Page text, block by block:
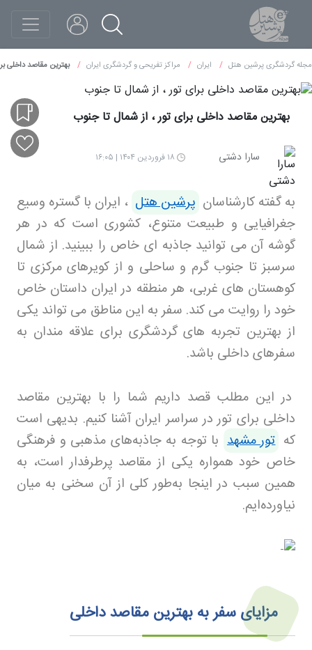
مجله گردشگری پرشین هتل ایران مراکز تفریحی و گردشگری ایران بهترین مقاصد داخلی
بهترین مقاصد داخلی برای تور ، از شمال تا جنوب
سارا دشتی ۱۸ فروردین ۱۴۰۴ | ۱۶:۰۵
به گفته کارشناسان پرشین هتل ، ایران با گستره وسیع
جغرافیایی و طبیعت متنوع، کشوری است که در هر
گوشه آن می توانید جاذبه ای خاص را ببینید. از شمال
سرسبز تا جنوب گرم و ساحلی و از کویرهای مرکزی تا
کوهستان های غربی، هر منطقه در ایران داستان خاص
خود را روایت می کند. سفر به این مناطق می تواند یکی
از بهترین تجربه های گردشگری برای علاقه مندان به
سفرهای داخلی باشد.
در این مطلب قصد داریم شما را با بهترین مقاصد
داخلی برای تور در سراسر ایران آشنا کنیم. بدیهی است
که تور مشهد با توجه به جاذبه‌های مذهبی و فرهنگی
خاص خود همواره یکی از مقاصد پرطرفدار است، به
همین سبب در اینجا به‌طور کلی از آن سخنی به میان
نیاورده‌ایم.
مزایای سفر بهبهترین مقاصد داخلی